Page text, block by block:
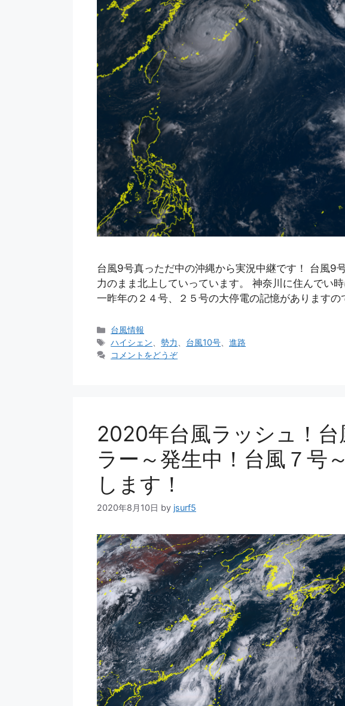
台風9号真っただ中の沖縄から実況中継です！ 台風9
力のまま北上していっています。 神奈川に住んでい
一昨年の２４号、２５号の大停電の記憶があります
カ
テ
ゴ
台風情報
タ
グ
ハイシェン 、勢力 台風10号 、進路
コメントをどうぞ
2020年台風ラッシュ！台
ラー～発生中！台風７号
します！
2020年8月10日 by jsurf5